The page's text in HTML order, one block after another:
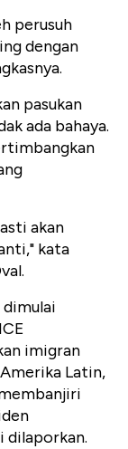
perusuh
dengan
pasukan
ada bahaya.
akan
kata
imigran
Latin,
dilaporkan.